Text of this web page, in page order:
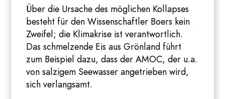
Über die Ursache des möglichen Kollapses
besteht für den Wissenschaftler Boers kein
Zweifel; die Klimakrise ist verantwortlich.
Das schmelzende Eis aus Grönland führt
zum Beispiel dazu, dass der AMOC, der u.a.
von salzigem Seewasser angetrieben wird,
sich verlangsamt.